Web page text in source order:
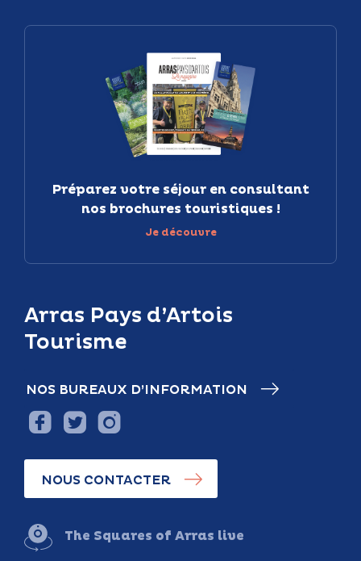
Arras Pays d’Artois
Tourisme
NOS BUREAUX D’INFORMATION
NOUS CONTACTER
The Squares of Arras live
Préparez votre séjour en consultant
nos brochures touristiques !
Je découvre